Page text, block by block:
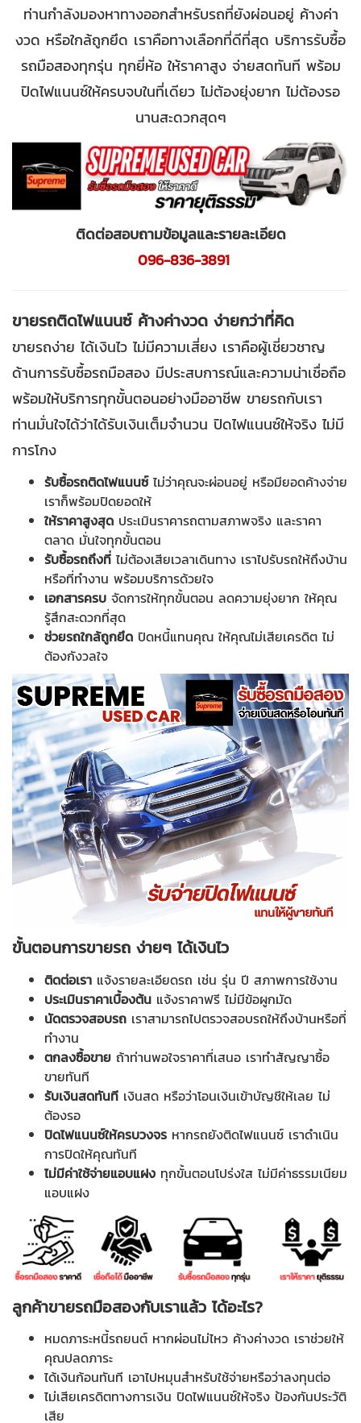
ท่านกำลังมองหาทางออกสำหรับรถที่ยังผ่อนอยู่ ค้างค่า
งวด หรือใกล้ถูกยึด เราคือทางเลือกที่ดีที่สุด บริการรับซื้อ
รถมือสองทุกรุ่น ทุกยี่ห้อ ให้ราคาสูง จ่ายสดทันที พร้อม
ปิดไฟแนนซ์ให้ครบจบในที่เดียว ไม่ต้องยุ่งยาก ไม่ต้องรอ
นานสะดวกสุดๆ
ติดต่อสอบถามข้อมูลและรายละเอียด
096-836-3891
ขายรถติดไฟแนนซ์ ค้างค่างวด ง่ายกว่าที่คิด
ขายรถง่าย ได้เงินไว ไม่มีความเสี่ยง เราคือผู้เชี่ยวชาญ
ด้านการรับซื้อรถมือสอง มีประสบการณ์และความน่าเชื่อถือ
พร้อมให้บริการทุกขั้นตอนอย่างมืออาชีพ ขายรถกับเรา
ท่านมั่นใจได้ว่าได้รับเงินเต็มจำนวน ปิดไฟแนนซ์ให้จริง ไม่มี
การโกง
รับซื้อรถติดไฟแนนซ์ไม่ว่าคุณจะผ่อนอยู่ หรือมียอดค้างจ่าย
เราก็พร้อมปิดยอดให้
ให้ราคาสูงสุด ประเมินราคารถตามสภาพจริง และราคา
ตลาด มั่นใจทุกขั้นตอน
รับซื้อรถถึงที่ ไม่ต้องเสียเวลาเดินทาง เราไปรับรถให้ถึงบ้าน
หรือที่ทำงาน พร้อมบริการด้วยใจ
เอกสารครบ จัดการให้ทุกขั้นตอน ลดความยุ่งยาก ให้คุณ
รู้สึกสะดวกที่สุด
ช่วยรถใกล้ถูกยึด ปิดหนี้แทนคุณ ให้คุณไม่เสียเครดิต ไม่
ต้องกังวลใจ
ขั้นตอนการขายรถ ง่ายๆ ได้เงินไว
ติดต่อเรา แจ้งรายละเอียดรถ เช่น รุ่น ปี สภาพการใช้งาน
ประเมินราคาเบื้องต้น แจ้งราคาฟรี ไม่มีข้อผูกมัด
นัดตรวจสอบรถ เราสามารถไปตรวจสอบรถให้ถึงบ้านหรือที่
ทำงาน
ตกลงซื้อขาย ถ้าท่านพอใจราคาที่เสนอ เราทำสัญญาซื้อ
ขายทันที
รับเงินสดทันที เงินสด หรือว่าโอนเงินเข้าบัญชีให้เลย ไม่
ต้องรอ
ปิดไฟแนนซ์ให้ครบวงจร หากรถยังติดไฟแนนซ์ เราดำเนิน
การปิดให้คุณทันที
ไม่มีค่าใช้จ่ายแอบแฝง ทุกขั้นตอนโปร่งใส ไม่มีค่าธรรมเนียม
แอบแฝง
ลูกค้าขายรถมือสองกับเราแล้ว ได้อะไร?
หมดภาระหนี้รถยนต์ หากผ่อนไม่ไหว ค้างค่างวด เราช่วยให้
คุณปลดภาระ
ได้เงินก้อนทันที เอาไปหมุนสำหรับใช้จ่ายหรือว่าลงทุนต่อ
ไม่เสียเครดิตทางการเงิน ปิดไฟแนนซ์ให้จริง ป้องกันประวัติ
เสีย